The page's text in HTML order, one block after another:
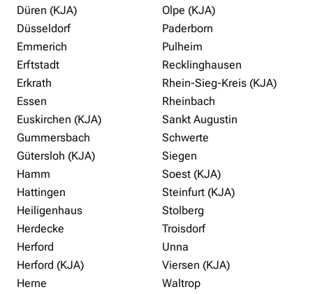
Düren (KJA)
Düsseldorf
Emmerich
Erftstadt
Erkrath
Essen
Euskirchen (KJA)
Gummersbach
Gütersloh (KJA)
Hamm
Hattingen
Heiligenhaus
Herdecke
Herford
Herford (KJA)
Herne
Olpe (KJA)
Paderborn
Pulheim
Recklinghausen
Rhein-Sieg-Kreis (KJA)
Rheinbach
Sankt Augustin
Schwerte
Siegen
Soest (KJA)
Steinfurt (KJA)
Stolberg
Troisdorf
Unna
Viersen (KJA)
Waltrop